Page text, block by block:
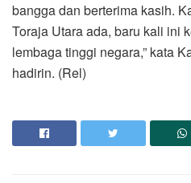
bangga dan berterima kasih.
Toraja Utara ada, baru kali ini
lembaga tinggi negara,” kata
hadirin. (Rel)